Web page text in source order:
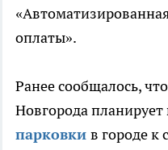
оплаты».
Ранее сообщалось,
Новгорода
парковки в городе к